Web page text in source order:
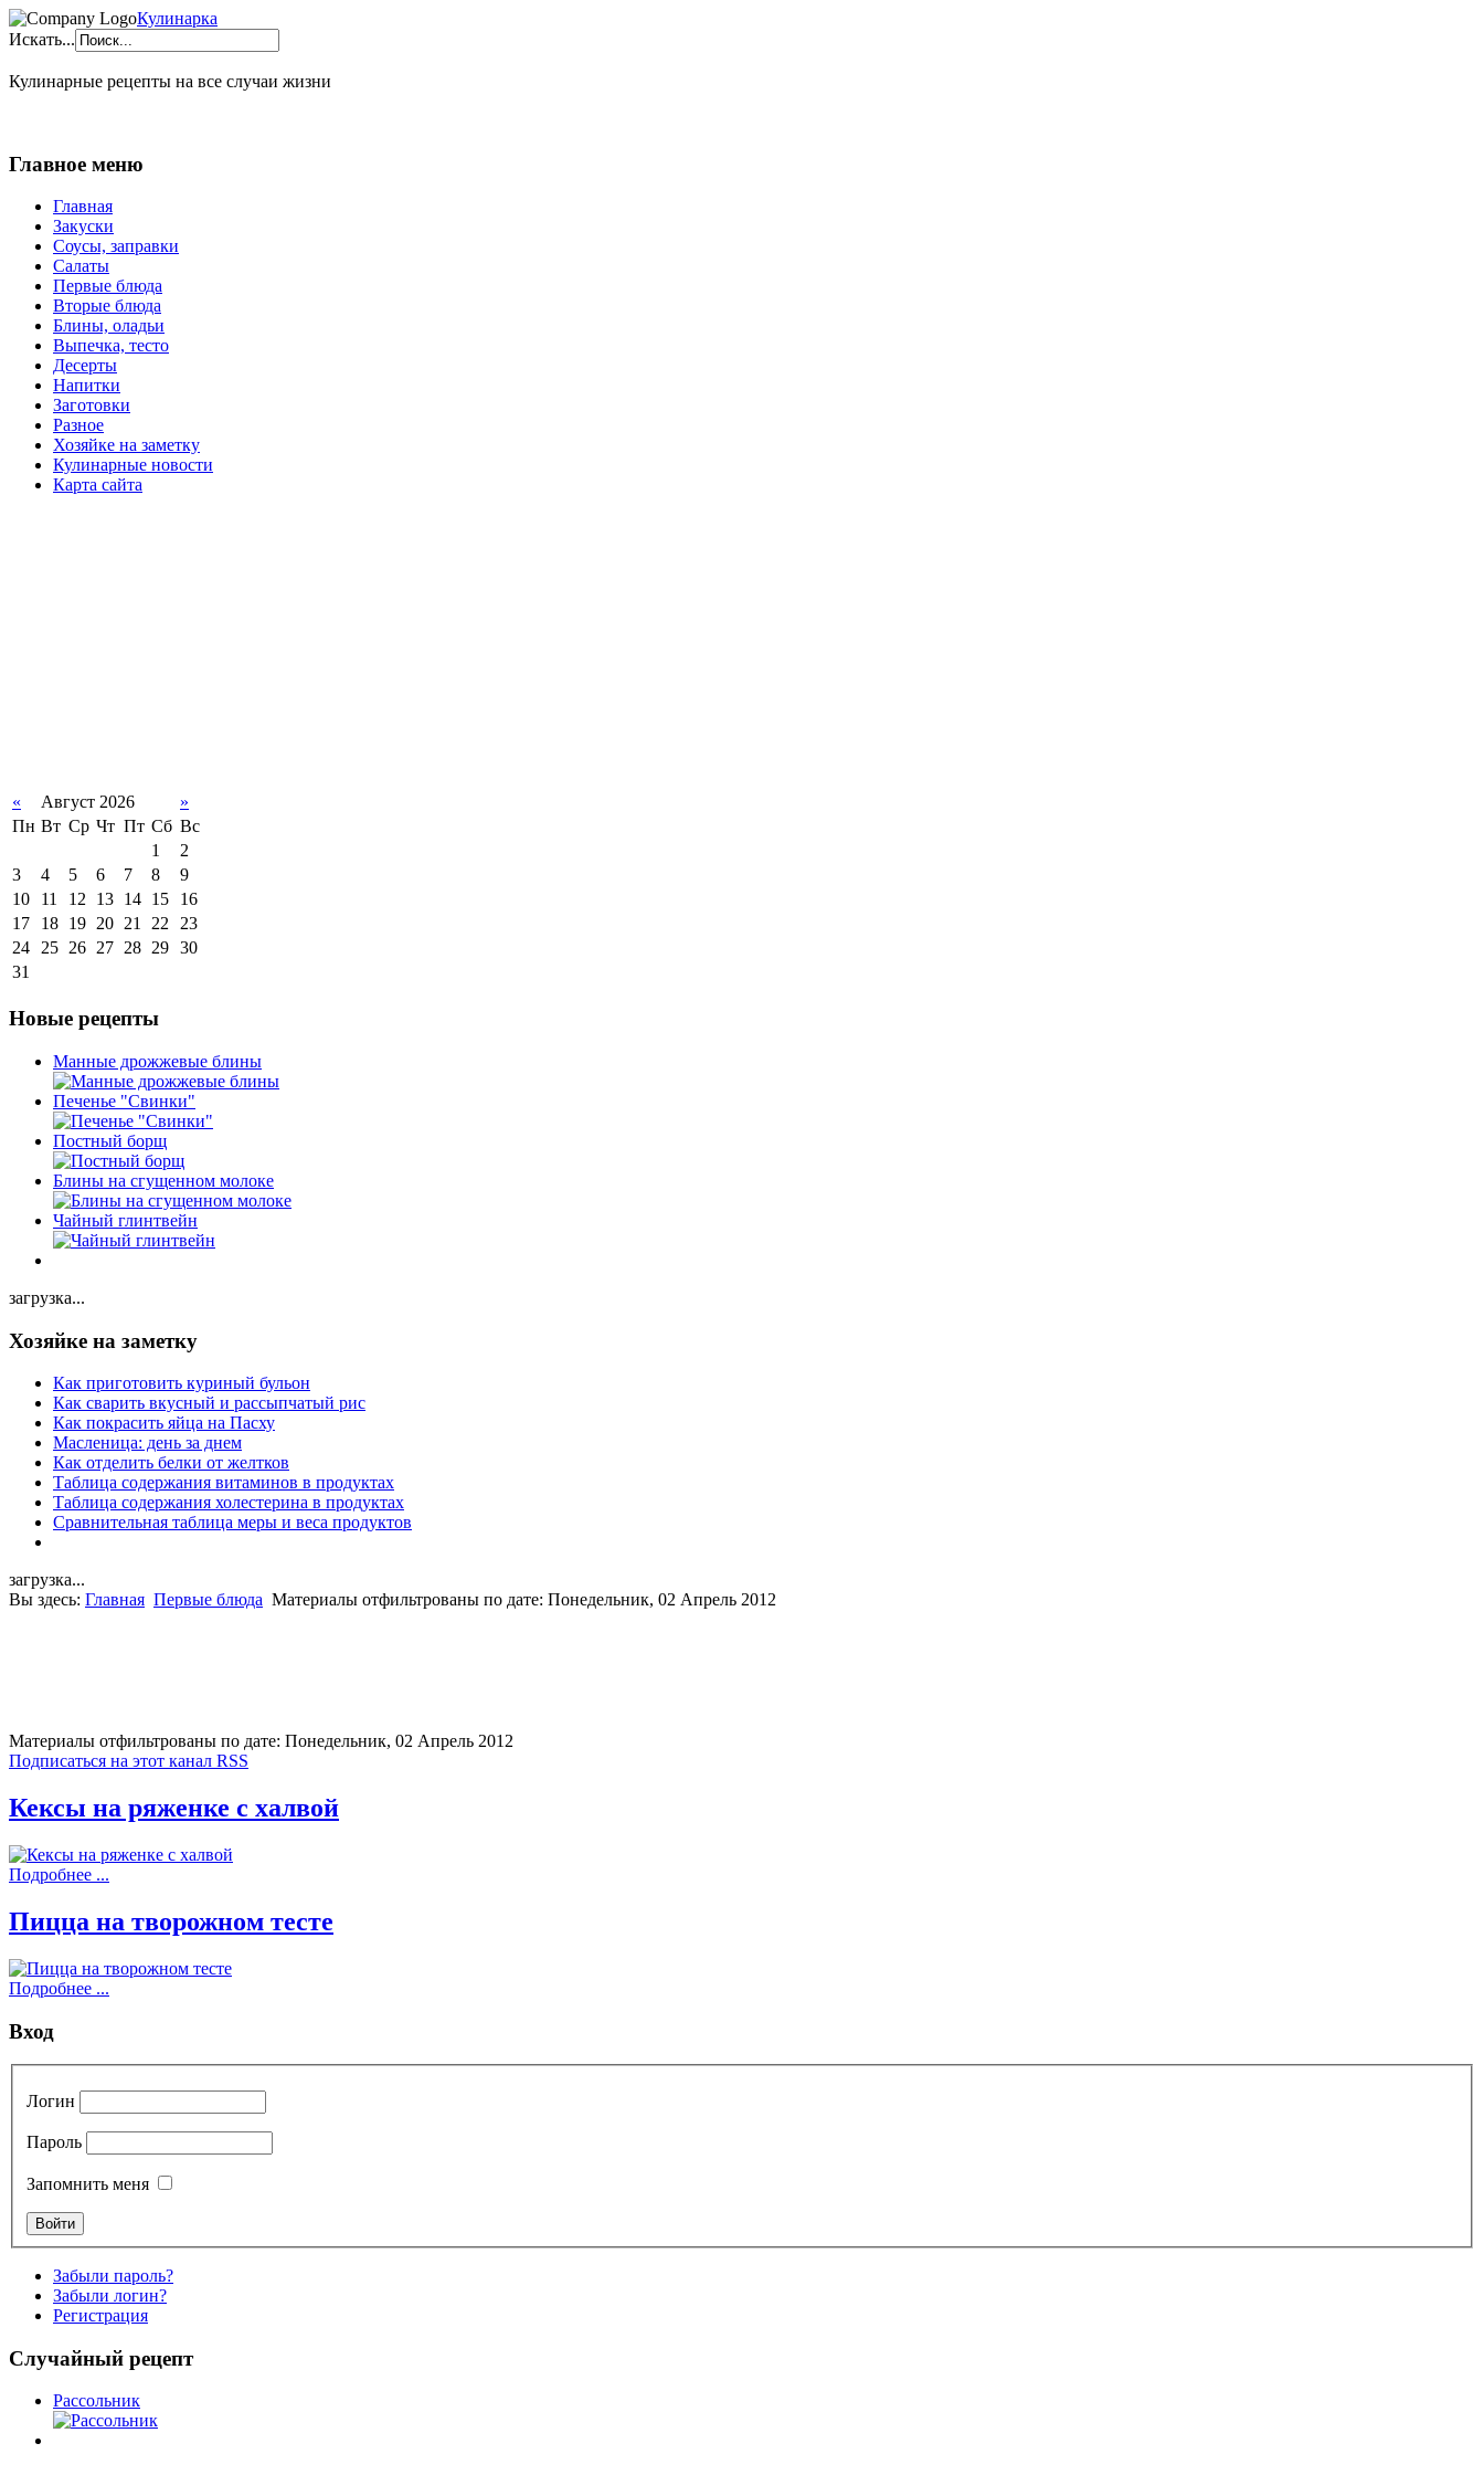
Кулинарка
Искать...
Кулинарные рецепты на все случаи жизни
Главное меню
Главная
Закуски
Соусы, заправки
Салаты
Первые блюда
Вторые блюда
Блины, оладьи
Выпечка, тесто
Десерты
Напитки
Заготовки
Разное
Хозяйке на заметку
Кулинарные новости
Карта сайта
« Август 2026
»
Пн Вт Ср Чт Пт Сб Вс
1
2
3
4 5 6 7 8
9
10
11 12 13 14 15
16
17
18 19 20 21 22 23
24 25 26 27 28 29 30
31
Новые рецепты
Манные дрожжевые блины
Печенье "Свинки"
Постный борщ
Блины на сгущенном молоке
Чайный глинтвейн
загрузка...
Хозяйке на заметку
Как приготовить куриный бульон
Как сварить вкусный и рассыпчатый рис
Как покрасить яйца на Пасху
Масленица: день за днем
Как отделить белки от желтков
Таблица содержания витаминов в продуктах
Таблица содержания холестерина в продуктах
Сравнительная таблица меры и веса продуктов
загрузка...
Вы здесь: Главная Первые блюда Материалы отфильтрованы по дате: Понедельник, 02 Апрель 2012
Материалы отфильтрованы по дате: Понедельник, 02 Апрель 2012
Подписаться на этот канал RSS
Кексы на ряженке с халвой
Подробнее ...
Пицца на творожном тесте
Подробнее ...
Вход
Логин
Пароль
Запомнить меня
Забыли пароль?
Забыли логин?
Регистрация
Случайный рецепт
Рассольник